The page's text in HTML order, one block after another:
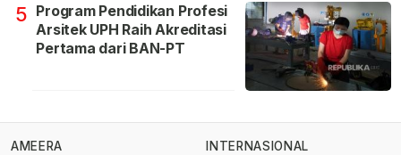
5 Program Pendidikan Profesi
Arsitek UPH Raih Akreditasi
Pertama dari BAN-PT
AMEERA
INTERNASIONAL